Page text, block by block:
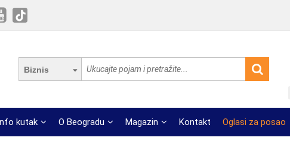
Biznis
kutak O Beogradu Magazin Kontakt Oglasi za posao